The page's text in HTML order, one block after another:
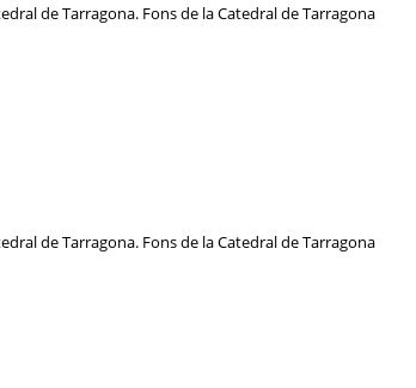
de Tarragona. Fons de la Catedral de Tarragona
de Tarragona. Fons de la Catedral de Tarragona